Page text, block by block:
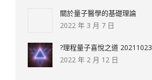
關於量子醫學的基礎理論
2022 年 3 月 7 日
?理程量子喜悅之道 20211023
2022 年 2 月 12 日